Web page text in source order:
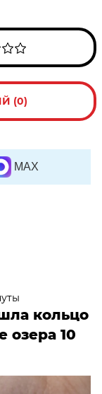
(0)
MAX
кольцо
озера 10